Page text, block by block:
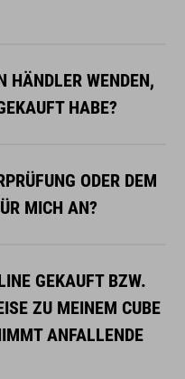
HÄNDLER WENDEN,
HABE?
ODER DEM
MICH AN?
GEKAUFT BZW.
ZU MEINEM CUBE
ANFALLENDE